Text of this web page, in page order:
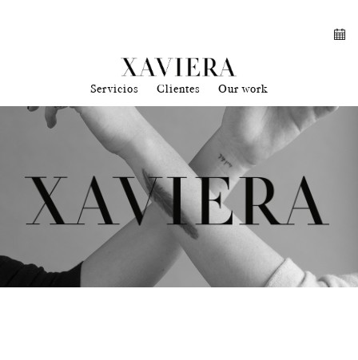
Servicios Clientes Our work